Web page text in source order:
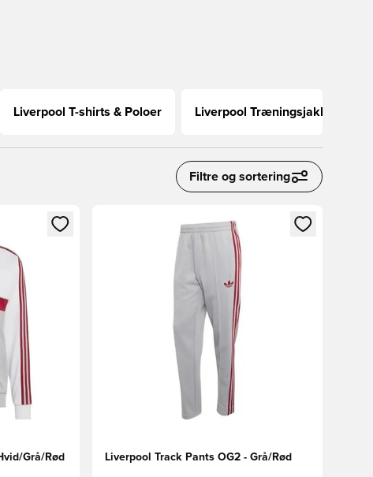
Liverpool T-shirts & Poloer Liverpool Træningsjakker
Filtre og sortering
ind eller tilmelde dig som medlem
Grå/Rød
Åbner en Modal til at logge ind eller tilmelde dig
Liverpool Track Pants OG2 - Grå/Rød